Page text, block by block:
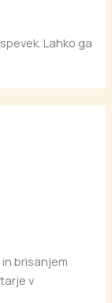
Lahko ga
brisanjem
v